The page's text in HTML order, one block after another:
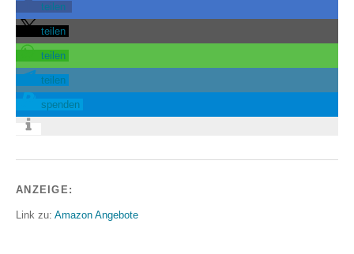
teilen
teilen
teilen
teilen
spenden
ANZEIGE:
Link zu: Amazon Angebote